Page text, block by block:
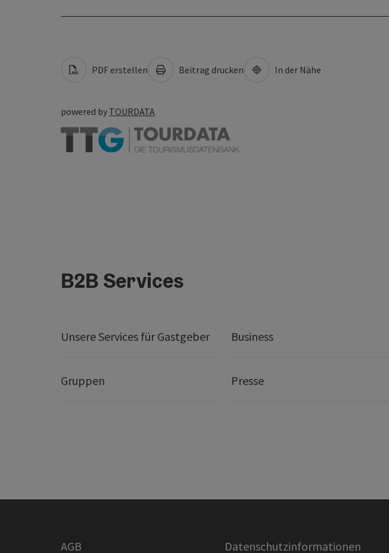
PDF erstellen Beitrag drucken In der Nähe
powered by TOURDATA
B2B Services
Unsere Services für Gastgeber Business
Gruppen Presse
AGB Datenschutzinformationen